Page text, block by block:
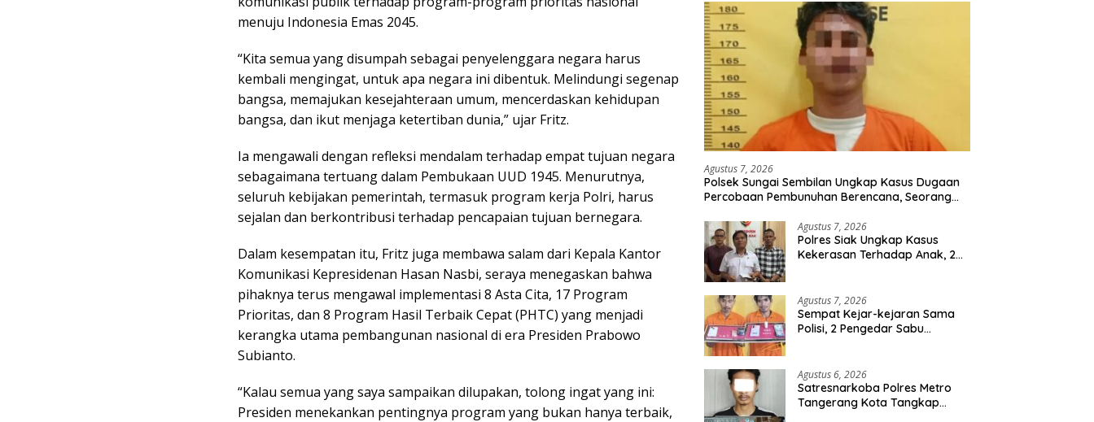
menuju Indonesia Emas 2045.
“Kita semua yang disumpah sebagai penyelenggara negara harus
kembali mengingat, untuk apa negara ini dibentuk. Melindungi segenap
bangsa, memajukan kesejahteraan umum, mencerdaskan kehidupan
bangsa, dan ikut menjaga ketertiban dunia,” ujar Fritz.
Ia mengawali dengan refleksi mendalam terhadap empat tujuan negara
sebagaimana tertuang dalam Pembukaan UUD 1945. Menurutnya,
seluruh kebijakan pemerintah, termasuk program kerja Polri, harus
sejalan dan berkontribusi terhadap pencapaian tujuan bernegara.
Dalam kesempatan itu, Fritz juga membawa salam dari Kepala Kantor
Komunikasi Kepresidenan Hasan Nasbi, seraya menegaskan bahwa
pihaknya terus mengawal implementasi 8 Asta Cita, 17 Program
Prioritas, dan 8 Program Hasil Terbaik Cepat (PHTC) yang menjadi
kerangka utama pembangunan nasional di era Presiden Prabowo
Subianto.
“Kalau semua yang saya sampaikan dilupakan, tolong ingat yang ini:
Presiden menekankan pentingnya program yang bukan hanya terbaik,
Agustus 7, 2026
Polsek Sungai Sembilan Ungkap Kasus Dugaan
Percobaan Pembunuhan Berencana, Seorang
Agustus 7, 2026
Polres Siak Ungkap Kasus
Kekerasan Terhadap Anak, 2
Agustus 7, 2026
Sempat Kejar-kejaran Sama
Polisi, 2 Pengedar Sabu
Agustus 6, 2026
Satresnarkoba Polres Metro
Tangerang Kota Tangkap